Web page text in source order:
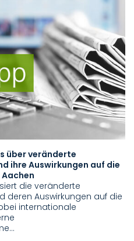
über veränderte
ihre Auswirkungen auf die
die veränderte
deren Auswirkungen auf die
internationale